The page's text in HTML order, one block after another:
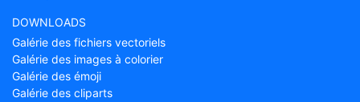
DOWNLOADS
Galérie des fichiers vectoriels
Galérie des images à colorier
Galérie des émoji
Galérie des cliparts